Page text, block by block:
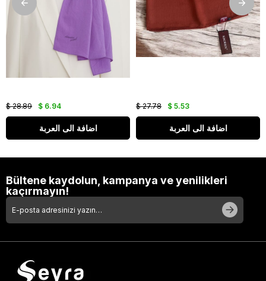
$ 6.94
$ 28.89
اضافة الى العربة
$ 5.53
$ 27.78
اضافة الى العربة
Bültene kaydolun, kampanya ve yenilikleri
kaçırmayın!